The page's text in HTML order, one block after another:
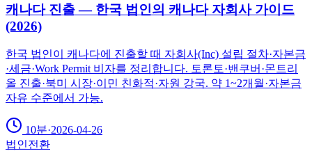
캐나다 진출 — 한국 법인의 캐나다 자회사 가이드
(2026)
한국 법인이 캐나다에 진출할 때 자회사(Inc) 설립 절차·자본금
·세금·Work Permit 비자를 정리합니다. 토론토·밴쿠버·몬트리
올 진출·북미 시장·이민 친화적·자원 강국. 약 1~2개월·자본금
자유 수준에서 가능.
10분·2026-04-26
법인전환